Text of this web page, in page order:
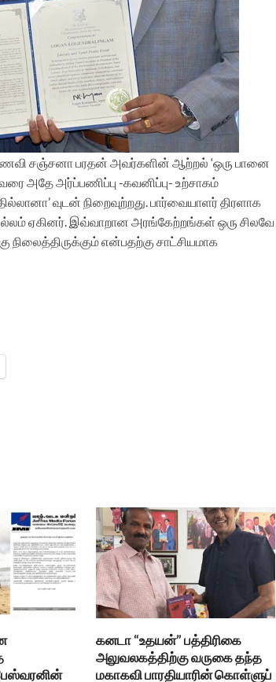
சஞ்சனா பரதன் அவர்களின் ஆற்றல் ‘ஒரு பானை
அதே அர்ப்பணிப்பு -கவனிப்பு- உற்சாகம்
வுடன் நிறைவுற்றது.பார்வையாளர் திரளாக
ஏகினர். இவ்வாறான அரங்கேற்றங்கள் ஒரு சிலவே
என்பதற்கு சாட்சியமாக
கனடா “உதயன்” பத்திரிகை
அலுவலகத்திற்கு வருகை தந்த
மகாகவி பாரதியாரின் கொள்ளுப்